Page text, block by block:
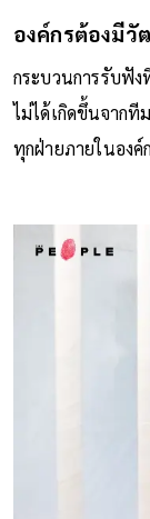
องค์กรต้องมีวั
กระบวนการรับฟั
ไม่ได้เกิดขึ้นจาก
ทุกฝ่ายภายในองค์